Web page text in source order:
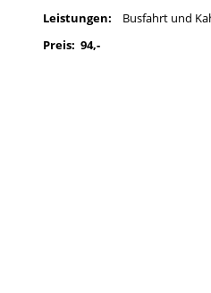
Leistungen: Busfahrt und
Preis: 94,-